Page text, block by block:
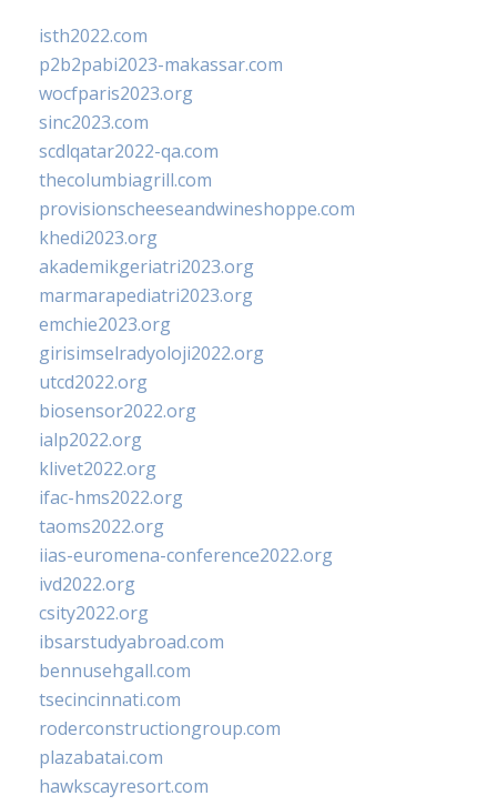
isth2022.com
p2b2pabi2023-makassar.com
wocfparis2023.org
sinc2023.com
scdlqatar2022-qa.com
thecolumbiagrill.com
provisionscheeseandwineshoppe.com
khedi2023.org
akademikgeriatri2023.org
marmarapediatri2023.org
emchie2023.org
girisimselradyoloji2022.org
utcd2022.org
biosensor2022.org
ialp2022.org
klivet2022.org
ifac-hms2022.org
taoms2022.org
iias-euromena-conference2022.org
ivd2022.org
csity2022.org
ibsarstudyabroad.com
bennusehgall.com
tsecincinnati.com
roderconstructiongroup.com
plazabatai.com
hawkscayresort.com